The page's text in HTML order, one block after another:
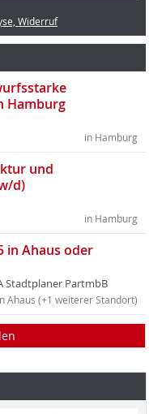
Widerruf
Hamburg
in Hamburg
und
d)
in Hamburg
in Ahaus oder
Stadtplaner PartmbB
Ahaus (+1 weiterer Standort)